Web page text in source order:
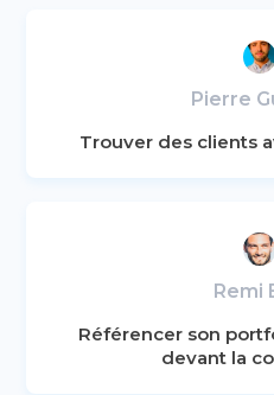
Pierre
Trouver des clients
Remi
Référencer son
devant la